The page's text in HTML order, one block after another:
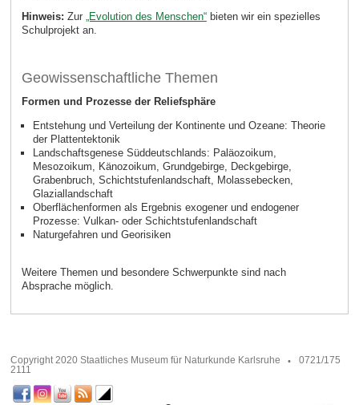
Hinweis: Zur „Evolution des Menschen“bieten wir ein spezielles
Schulprojekt an.
Geowissenschaftliche Themen
Formen und Prozesse der Reliefsphäre
Entstehung und Verteilung der Kontinente und Ozeane: Theorie
der Plattentektonik
Landschaftsgenese Süddeutschlands: Paläozoikum,
Mesozoikum, Känozoikum, Grundgebirge, Deckgebirge,
Grabenbruch, Schichtstufenlandschaft, Molassebecken,
Glaziallandschaft
Oberflächenformen als Ergebnis exogener und endogener
Prozesse: Vulkan- oder Schichtstufenlandschaft
Naturgefahren und Georisiken
Weitere Themen und besondere Schwerpunkte sind nach
Absprache möglich.
Copyright 2020 Staatliches Museum für Naturkunde Karlsruhe
0721/175
2111